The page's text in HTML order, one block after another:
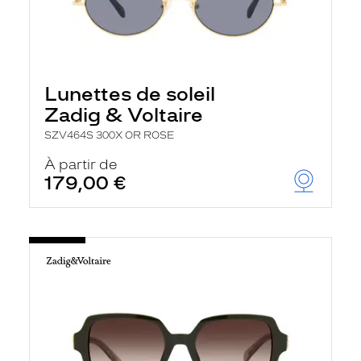
Lunettes de soleil
Zadig & Voltaire
SZV464S 300X OR ROSE
À partir de
179,00 €